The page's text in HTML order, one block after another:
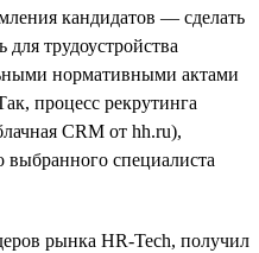
кандидатов — сделать
для трудоустройства
нормативными актами
процесс рекрутинга
CRM от hh.ru),
выбранного специалиста
рынка HR-Tech, получил